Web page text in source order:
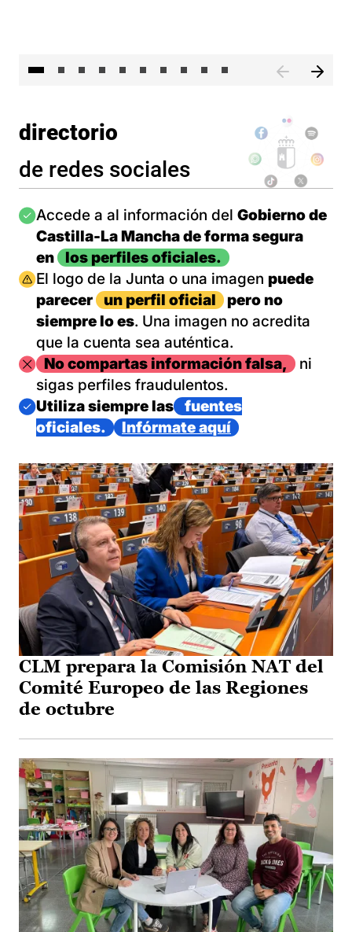
directorio
de redes sociales
Imagen
Accede a al información del Gobierno de
Castilla-La Mancha de forma segura
en
los perfiles oficiales.
Imagen
El logo de la Junta o una imagen puede
parecer
un perfil oficial
pero no
siempre lo es. Una imagen no acredita
que la cuenta sea auténtica.
ImagenNo compartas información falsa,
ni
sigas perfiles fraudulentos.
Imagen
Utiliza siempre las
fuentes
oficiales.
Infórmate aquí
CLM prepara la Comisión NAT del
Comité Europeo de las Regiones
de octubre